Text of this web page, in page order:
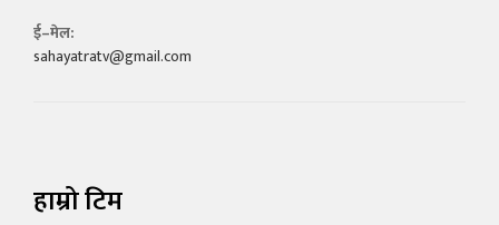
ई–मेल:
sahayatratv@gmail.com
हाम्रो टिम